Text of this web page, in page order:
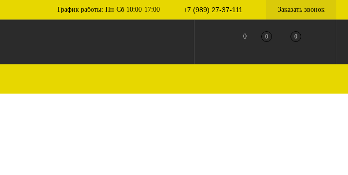
График работы: Пн-Сб 10:00-17:00 +7 (989) 27-37-111 Заказать звонок
0 0 0